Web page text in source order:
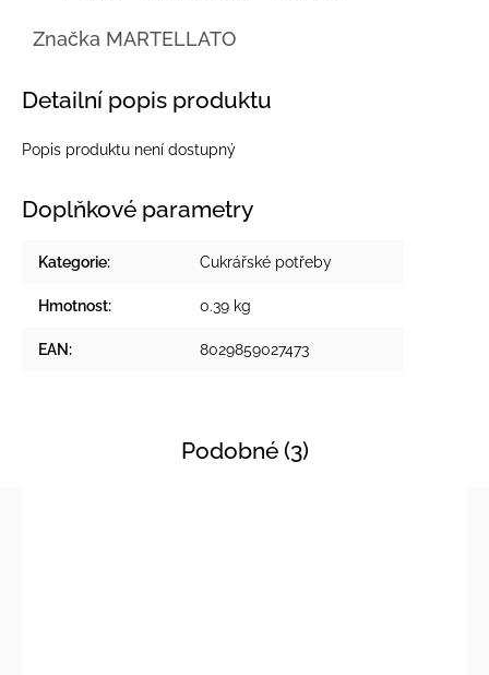
Značka MARTELLATO
Detailní popis produktu
Popis produktu není dostupný
Doplňkové parametry
Kategorie: Cukrářské potřeby
Hmotnost: 0.39 kg
EAN: 8029859027473
Podobné (3)